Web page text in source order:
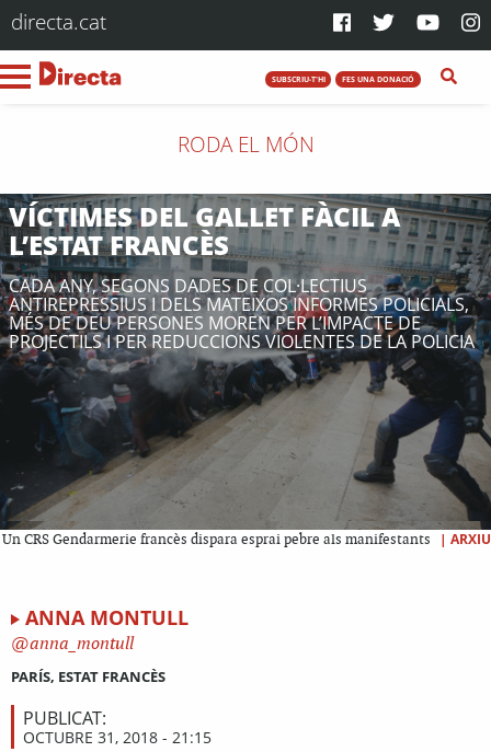
directa.cat
SUBSCRIU-T'HI FES UNA DONACIÓ
RODA EL MÓN
VÍCTIMES DEL GALLET FÀCIL A
L’ESTAT FRANCÈS
CADA ANY, SEGONS DADES DE COL·LECTIUS
ANTIREPRESSIUS I DELS MATEIXOS INFORMES POLICIALS,
MÉS DE DEU PERSONES MOREN PER L’IMPACTE DE
PROJECTILS I PER REDUCCIONS VIOLENTES DE LA POLICIA
Un CRS Gendarmerie francès dispara esprai pebre als manifestants | ARXIU
ANNA MONTULL
anna_montull
PARÍS, ESTAT FRANCÈS
PUBLICAT:
OCTUBRE 31, 2018 - 21:15